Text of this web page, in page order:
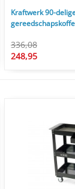
Kraftwerk 90-
336,08
248,95